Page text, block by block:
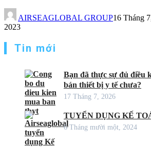
AIRSEAGLOBAL GROUP16 Tháng
2023
Tin mới
Bạn đã thực sự đủ điều
bán thiết bị y tế chưa?
17 Tháng 7, 2026
TUYỂN DỤNG KẾ
6 Tháng mười một, 2024